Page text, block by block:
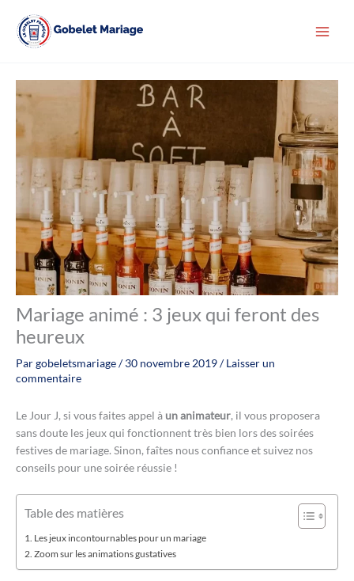
contenu
Mariage animé : 3 jeux qui feront des
heureux
Pargobeletsmariage/30 novembre 2019/Laisser un
commentaire
Le Jour J, si vous faites appel à un animateur, il vous proposera
sans doute les jeux qui fonctionnent très bien lors des soirées
festives de mariage. Sinon, faîtes nous confiance et suivez nos
conseils pour une soirée réussie !
Table des matières
Les jeux incontournables pour un mariage
Zoom sur les animations gustatives